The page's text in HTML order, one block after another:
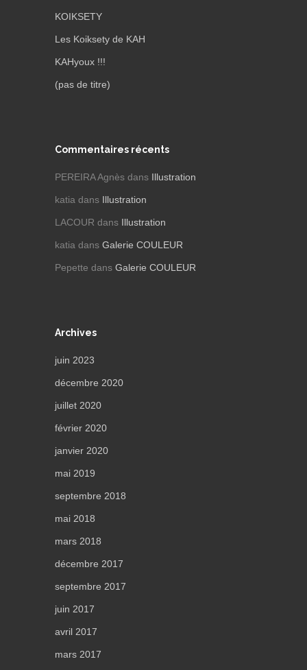
KOIKSETY
Les Koiksety de KAH
KAHyoux !!!
(pas de titre)
Commentaires récents
PEREIRA Agnès dans Illustration
katia dans Illustration
LACOUR dans Illustration
katia dans Galerie COULEUR
Pepette dans Galerie COULEUR
Archives
juin 2023
décembre 2020
juillet 2020
février 2020
janvier 2020
mai 2019
septembre 2018
mai 2018
mars 2018
décembre 2017
septembre 2017
juin 2017
avril 2017
mars 2017